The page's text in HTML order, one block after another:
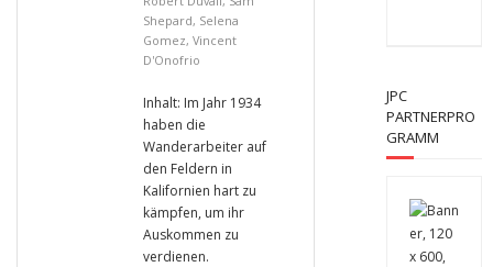
Shepard, Selena
Gomez, Vincent
D'Onofrio
Inhalt: Im Jahr 1934
haben die
Wanderarbeiter auf
den Feldern in
Kalifornien hart zu
kämpfen, um ihr
Auskommen zu
verdienen.
JPC
PARTNERPRO
GRAMM